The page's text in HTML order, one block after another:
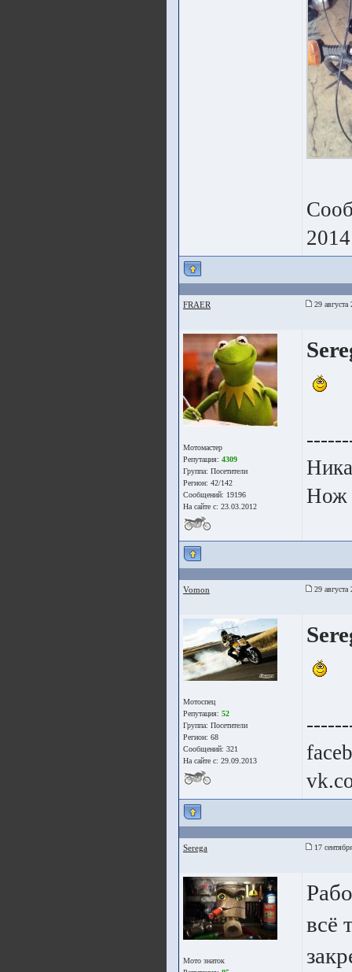
FRAER 29
Мотомастер
Репутация: 4309
Группа: Посетители
Регион: 42/142
Сообщений: 19196
На сайте с: 23.03.2012
Нож
Vomon 29
Мотоспец
Репутация: 52
Группа: Посетители
Регион: 68
Сообщений: 321
На сайте с: 29.09.2013
Seregа 17
Мото знаток
всё